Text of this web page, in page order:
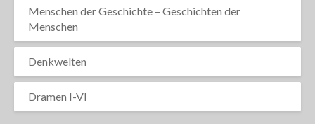
Menschen der Geschichte – Geschichten der
Menschen
Denkwelten
Dramen I-VI